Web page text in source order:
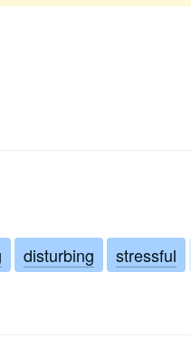
disturbing stressful